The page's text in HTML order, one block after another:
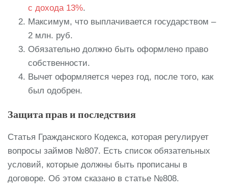
с дохода 13%.
Максимум, что выплачивается государством –
2 млн. руб.
Обязательно должно быть оформлено право
собственности.
Вычет оформляется через год, после того, как
был одобрен.
Защита прав и последствия
Статья Гражданского Кодекса, которая регулирует
вопросы займов №807. Есть список обязательных
условий, которые должны быть прописаны в
договоре. Об этом сказано в статье №808.